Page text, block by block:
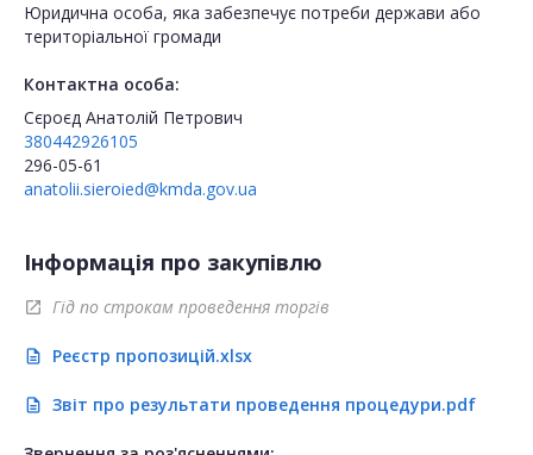
Юридична особа, яка забезпечує потреби держави або
територіальної громади
Контактна особа:
Сєроєд Анатолій Петрович
380442926105
296-05-61
anatolii.sieroied@kmda.gov.ua
Інформація про закупівлю
open_in_new Гід по строкам проведення торгів
description Реєстр пропозицій.xlsx
description Звіт про результати проведення процедури.pdf